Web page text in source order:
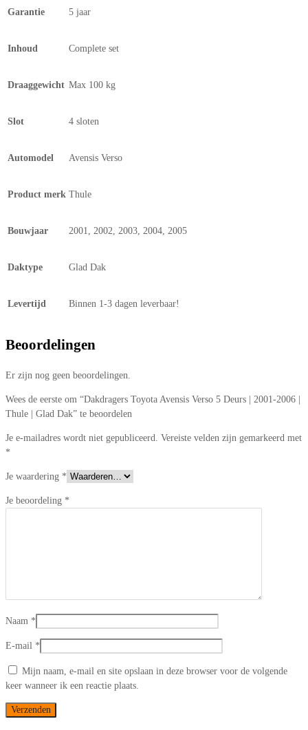
Garantie 5 jaar
Inhoud Complete set
Draaggewicht Max 100 kg
Slot 4 sloten
Automodel Avensis Verso
Product merk Thule
Bouwjaar 2001, 2002, 2003, 2004, 2005
Daktype Glad Dak
Levertijd Binnen 1-3 dagen leverbaar!
Beoordelingen
Er zijn nog geen beoordelingen.
Wees de eerste om “Dakdragers Toyota Avensis Verso 5 Deurs | 2001-2006 |
Thule | Glad Dak” te beoordelen
Je e-mailadres wordt niet gepubliceerd. Vereiste velden zijn gemarkeerd met
*
Je waardering *
Je beoordeling *
Naam *
E-mail *
Mijn naam, e-mail en site opslaan in deze browser voor de volgende
keer wanneer ik een reactie plaats.